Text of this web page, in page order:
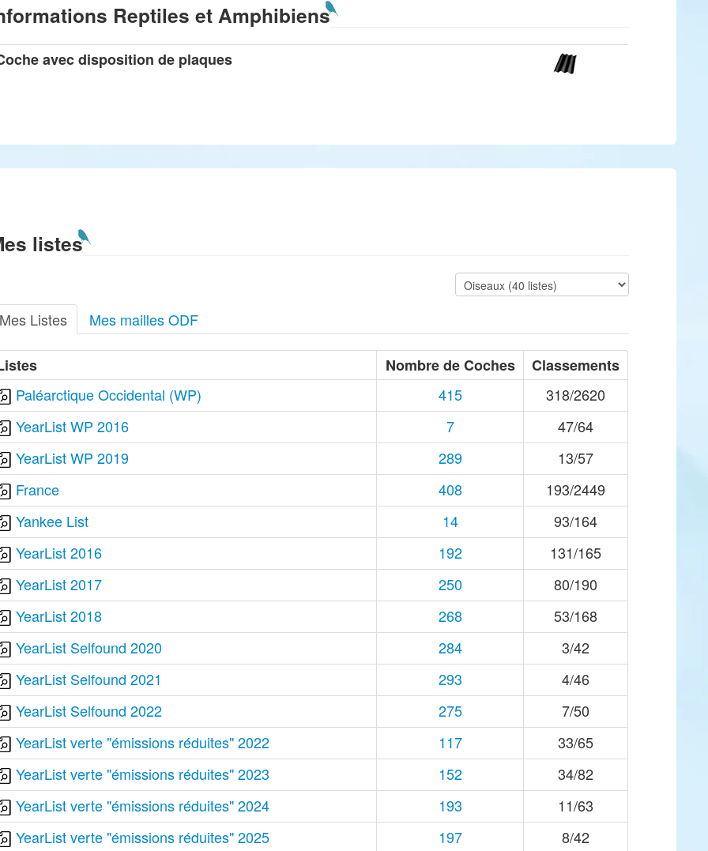
Reptiles et Amphibiens
avec disposition de plaques
listes
Mes Listes Mes mailles ODF
Nombre de Coches
Classements
Paléarctique Occidental (WP)
415
318/2620
YearList WP 2016
7
47/64
YearList WP 2019
289
13/57
France
408
193/2449
Yankee List
14
93/164
YearList 2016
192
131/165
YearList 2017
250
80/190
YearList 2018
268
53/168
YearList Selfound 2020
284
3/42
YearList Selfound 2021
293
4/46
YearList Selfound 2022
275
7/50
YearList verte "émissions réduites" 2022
117
33/65
YearList verte "émissions réduites" 2023
152
34/82
YearList verte "émissions réduites" 2024
193
11/63
YearList verte "émissions réduites" 2025
197
8/42